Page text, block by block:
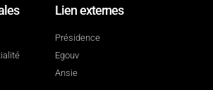
Lien externes
Présidence
Egouv
Ansie